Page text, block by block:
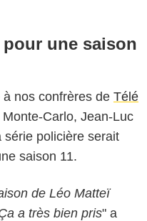
une saison
nos confrères de Télé
Carlo, Jean-Luc
série policière serait
saison 11.
de Léo Matteï
a très bien pris" a